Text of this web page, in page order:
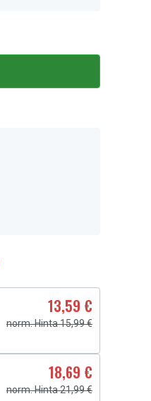
13,59 €
norm. Hinta 15,99 €
18,69 €
norm. Hinta 21,99 €